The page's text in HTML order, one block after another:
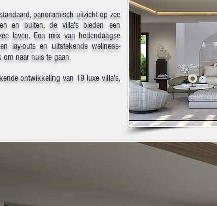
panoramisch uitzicht op zee
en buiten, de villa's bieden een
leven. Een mix van hedendaagse
lay-outs en uitstekende wellness-
om naar huis te gaan.
ontwikkeling van 19 luxe villa's,